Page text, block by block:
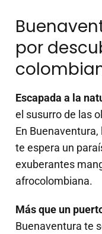
por
Escapada a la
el susurro de las
En Buenaventura,
te espera un
exuberantes
afrocolombiana.
Más que un
Buenaventura te